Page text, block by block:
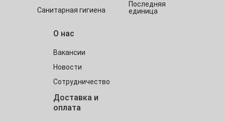
Санитарная гигиена
Последняя
единица
О нас
Вакансии
Новости
Сотрудничество
Доставка и
оплата